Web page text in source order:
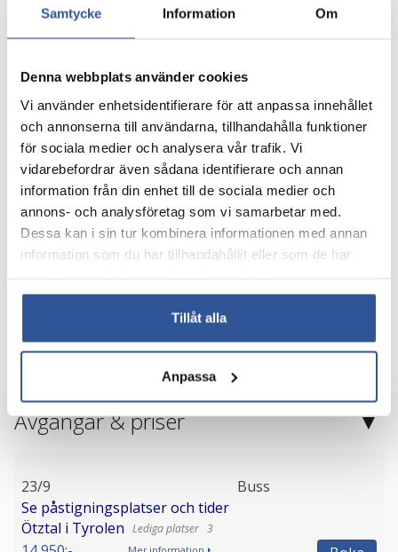
Samtycke Information Om
Denna webbplats använder cookies
Vi använder enhetsidentifierare för att anpassa innehållet
och annonserna till användarna, tillhandahålla funktioner
för sociala medier och analysera vår trafik. Vi
vidarebefordrar även sådana identifierare och annan
information från din enhet till de sociala medier och
annons- och analysföretag som vi samarbetar med.
Dessa kan i sin tur kombinera informationen med annan
information som du har tillhandahållit eller som de har
Tillåt alla
Anpassa
alla utflykter enligt programmet
reseledare
Tillägg: Måltidsdryck, enkelrum 2000:-, eventuell avgift för
linbana.
Boka resa
Dagsprogram
Avgångs- och ankomsttider
Karta
Avgångar & priser
23/9
Se påstigningsplatser och tider
Buss
Ötztal i Tyrolen 3